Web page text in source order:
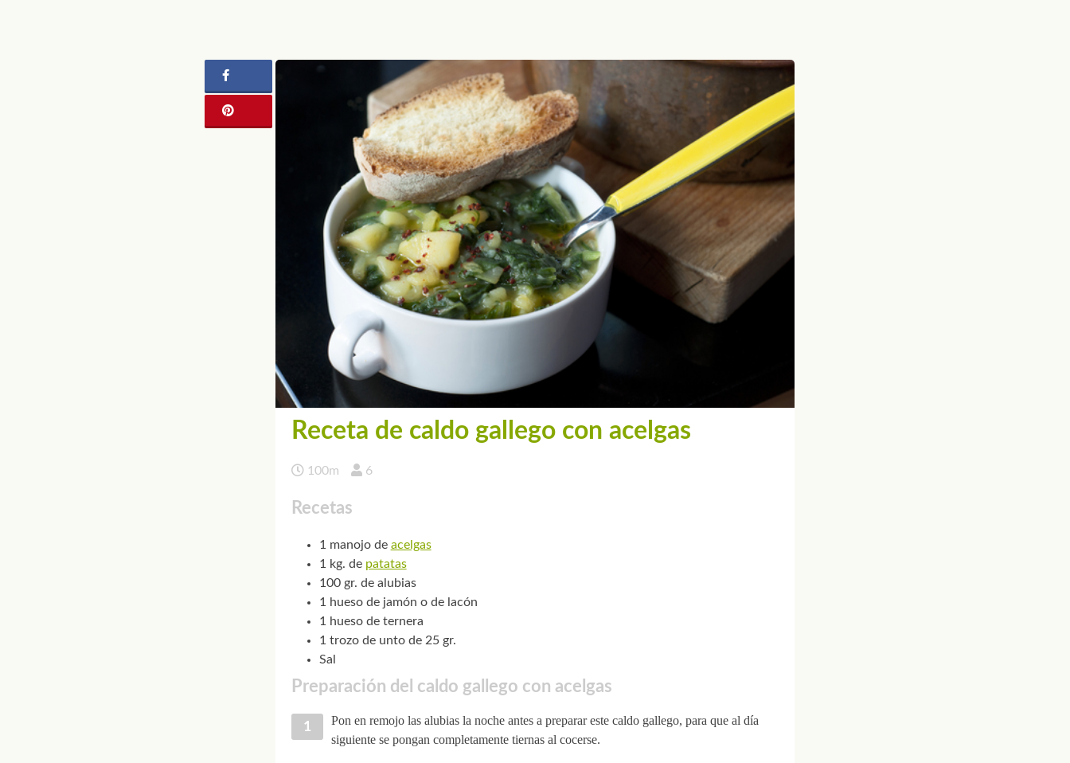
Receta de caldo gallego con acelgas
100m 6
Recetas
1 manojo de acelgas
1 kg. de patatas
100 gr. de alubias
1 hueso de jamón o de lacón
1 hueso de ternera
1 trozo de unto de 25 gr.
Sal
Preparación del caldo gallego con acelgas
Pon en remojo las alubias la noche antes a preparar este caldo gallego, para que al día
siguiente se pongan completamente tiernas al cocerse.